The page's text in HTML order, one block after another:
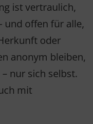
ist vertraulich,
und offen für alle,
oder
anonym bleiben,
nur sich selbst.
mit